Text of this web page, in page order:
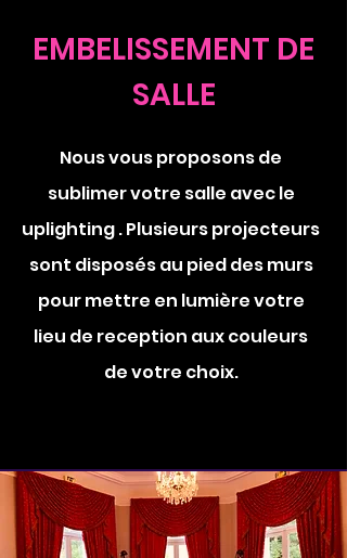
EMBELISSEMENT DE
SALLE
Nous vous proposons de
sublimer votre salle avec le
uplighting . Plusieurs projecteurs
sont disposés au pied des murs
pour mettre en lumière votre
lieu de reception aux couleurs
de votre choix.